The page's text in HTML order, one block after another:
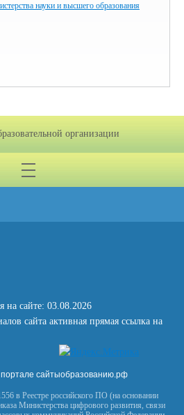
науки и высшего образования
организации
на сайте: 03.08.2026
сайта активная прямая ссылка на
сайтыобразованию.рф
в Реестре российского ПО (на основании
Министерства цифрового развития, связи